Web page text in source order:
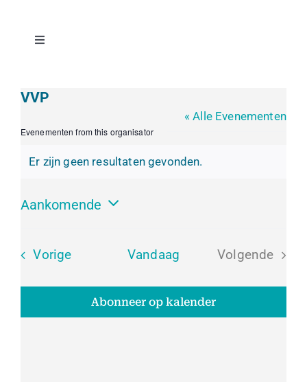
inhoudToggle
Agenda
Pdw-profiel
Vacatures
Lidmaatschap
VVP
« Alle Evenementen
Evenementen from this organisator
Bericht
Er zijn geen resultaten gevonden.
Aankomende
een
datum.
VorigeEvenementenVandaag
Volgende
Abonneer op kalender